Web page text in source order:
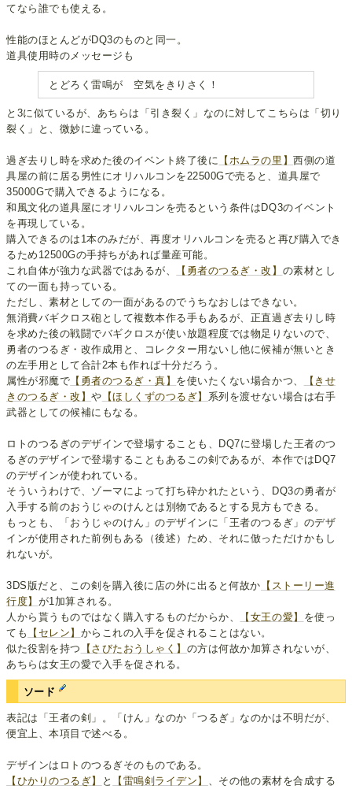
てなら誰でも使える。
性能のほとんどがDQ3のものと同一。
道具使用時のメッセージも
とどろく雷鳴が 空気をきりさく！
と3に似ているが、あちらは「引き裂く」なのに対してこちらは「切り
裂く」と、微妙に違っている。
過ぎ去りし時を求めた後のイベント終了後に 【ホムラの里】西側の道
具屋の前に居る男性にオリハルコンを22500Gで売ると、道具屋で
35000Gで購入できるようになる。
和風文化の道具屋にオリハルコンを売るという条件はDQ3のイベント
を再現している。
購入できるのは1本のみだが、再度オリハルコンを売ると再び購入でき
るため12500Gの手持ちがあれば量産可能。
これ自体が強力な武器ではあるが、
【勇者のつるぎ・改】 の素材とし
ての一面も持っている。
ただし、素材としての一面があるのでうちなおしはできない。
無消費バギクロス砲として複数本作る手もあるが、正直過ぎ去りし時
を求めた後の戦闘でバギクロスが使い放題程度では物足りないので、
勇者のつるぎ・改作成用と、コレクター用ないし他に候補が無いとき
の左手用として合計2本も作れば十分だろう。
属性が邪魔で 【勇者のつるぎ・真】 を使いたくない場合かつ、
【きせ
きのつるぎ・改】や 【ほしくずのつるぎ】 系列を渡せない場合は右手
武器としての候補にもなる。
ロトのつるぎのデザインで登場することも、DQ7に登場した王者のつ
るぎのデザインで登場することもあるこの剣であるが、本作ではDQ7
のデザインが使われている。
そういうわけで、ゾーマによって打ち砕かれたという、DQ3の勇者が
入手する前のおうじゃのけんとは別物であるとする見方もできる。
もっとも、「おうじゃのけん」のデザインに「王者のつるぎ」のデザ
インが使用された前例もある（後述）ため、それに倣っただけかもし
れないが。
3DS版だと、この剣を購入後に店の外に出ると何故か 【ストーリー進
行度】 が1加算される。
人から貰うものではなく購入するものだからか、
【女王の愛】 を使っ
ても
【セレン】 からこれの入手を促されることはない。
似た役割を持つ
【さびたおうしゃく】 の方は何故か加算されないが、
あちらは女王の愛で入手を促される。
ソード
表記は「王者の剣」。「けん」なのか「つるぎ」なのかは不明だが、
便宜上、本項目で述べる。
デザインはロトのつるぎそのものである。
【ひかりのつるぎ】
と 【雷鳴剣ライデン】
、その他の素材を合成する